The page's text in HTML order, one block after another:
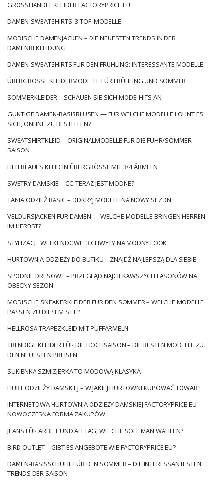
GROSSHANDEL KLEIDER FACTORYPRICE.EU
DAMEN-SWEATSHIRTS: 3 TOP-MODELLE
MODISCHE DAMENJACKEN – DIE NEUESTEN TRENDS IN DER
DAMENBEKLEIDUNG
DAMEN-SWEATSHIRTS FÜR DEN FRÜHLING: INTERESSANTE MODELLE
ÜBERGROSSE KLEIDERMODELLE FÜR FRÜHLING UND SOMMER
SOMMERKLEIDER – SCHAUEN SIE SICH MODE-HITS AN
GÜNTIGE DAMEN-BASISBLUSEN — FÜR WELCHE MODELLE LOHNT ES
SICH, ONLINE ZU BESTELLEN?
SWEATSHIRTKLEID – ORIGINALMODELLE FÜR DIE FÜHR/SOMMER-
SAISON
HELLBLAUES KLEID IN ÜBERGRÖSSE MIT 3/4 ÄRMELN
SWETRY DAMSKIE – CO TERAZ JEST MODNE?
TANIA ODZIEŻ BASIC – ODKRYJ MODELE NA NOWY SEZON
VELOURSJACKEN FÜR DAMEN — WELCHE MODELLE BRINGEN HERREN
IM HERBST?
STYLIZACJE WEEKENDOWE: 3 CHWYTY NA MODNY LOOK
HURTOWNIA ODZIEŻY DO BUTIKU – ZNAJDŹ NAJLEPSZĄ DLA SIEBIE
SPODNIE DRESOWE – PRZEGLĄD NAJCIEKAWSZYCH FASONÓW NA
OBECNY SEZON
MODISCHE SNEAKERKLEIDER FÜR DEN SOMMER – WELCHE MODELLE
PASSEN ZU DIESEM STIL?
HELLROSA TRAPEZKLEID MIT PUFFÄRMELN
TRENDIGE KLEIDER FÜR DIE HOCHSAISON – DIE BESTEN MODELLE ZU
DEN NEUESTEN PREISEN
SUKIENKA SZMIZJERKA TO MODOWĄ KLASYKA
HURT ODZIEŻY DAMSKIEJ – W JAKIEJ HURTOWNI KUPOWAĆ TOWAR?
INTERNETOWA HURTOWNIA ODZIEŻY DAMSKIEJ FACTORYPRICE.EU –
NOWOCZESNA FORMA ZAKUPÓW
JEANS FÜR ARBEIT UND ALLTAG, WELCHE SOLL MAN WÄHLEN?
BIRD OUTLET – GIBT ES ANGEBOTE WIE FACTORYPRICE.EU?
DAMEN-BASISSCHUHE FÜR DEN SOMMER – DIE INTERESSANTESTEN
TRENDS DER SAISON